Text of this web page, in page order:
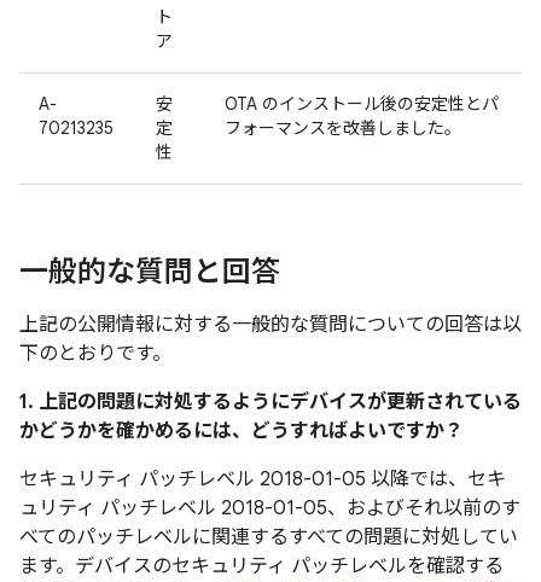
ト
ア
A-
70213235
安
定
性
OTA のインストール後の安定性とパ
フォーマンスを改善しました。
一般的な質問と回答
上記の公開情報に対する一般的な質問についての回答は以
下のとおりです。
1. 上記の問題に対処するようにデバイスが更新されている
かどうかを確かめるには、どうすればよいですか？
セキュリティ パッチレベル 2018-01-05 以降では、セキ
ュリティ パッチレベル 2018-01-05、およびそれ以前のす
べてのパッチレベルに関連するすべての問題に対処してい
ます。デバイスのセキュリティ パッチレベルを確認する